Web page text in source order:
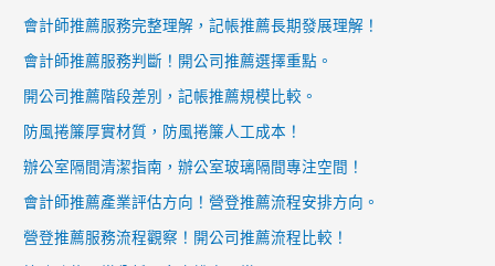
會計師推薦服務完整理解，記帳推薦長期發展理解！
會計師推薦服務判斷！開公司推薦選擇重點。
開公司推薦階段差別，記帳推薦規模比較。
防風捲簾厚實材質，防風捲簾人工成本！
辦公室隔間清潔指南，辦公室玻璃隔間專注空間！
會計師推薦產業評估方向！營登推薦流程安排方向。
營登推薦服務流程觀察！開公司推薦流程比較！